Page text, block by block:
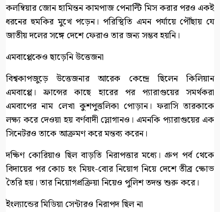
কলম্বিয়ার জোন হামিন্তন কামপাজ পেনাল্টি মিস করার পরও একই
ধরনের হুমকির মুখে পড়েন। পরিস্থিতি এমন পর্যায়ে পৌঁছায় যে
জাতীয় দলের সঙ্গে দেশে ফেরাও তার জন্য সম্ভব হয়নি।
এমবাপ্পেকেও ছাড়েনি উত্তেজনা
বিশ্বকাপজুড়ে উত্তেজনার আরেক কেন্দ্রে ছিলেন কিলিয়ান
এমবাপ্পে। ফ্রান্সের কাছে হারের পর প্যারাগুয়ের সমর্থকরা
এমবাপের নাম লেখা কুশপুত্তলিকা পোড়ান। ফরাসি তারকাকে
লক্ষ্য করে দেওয়া হয় বর্ণবাদী স্লোগানও। এমনকি প্যারাগুয়ের এক
সিনেটরও তাকে আক্রমণ করে মন্তব্য করেন।
দক্ষিণ কোরিয়াও ছিল বাড়তি নিরাপত্তার মধ্যে। গ্রুপ পর্ব থেকে
বিদায়ের পর কোচ হং মিয়ং-বোর নিয়োগ নিয়ে দেশে তীব্র ক্ষোভ
তৈরি হয়। তার নিয়োগপ্রক্রিয়া নিয়েও পুলিশ তদন্ত শুরু করে।
ইংল্যান্ডের মিডিয়া সেন্টারও নিরাপদ ছিল না